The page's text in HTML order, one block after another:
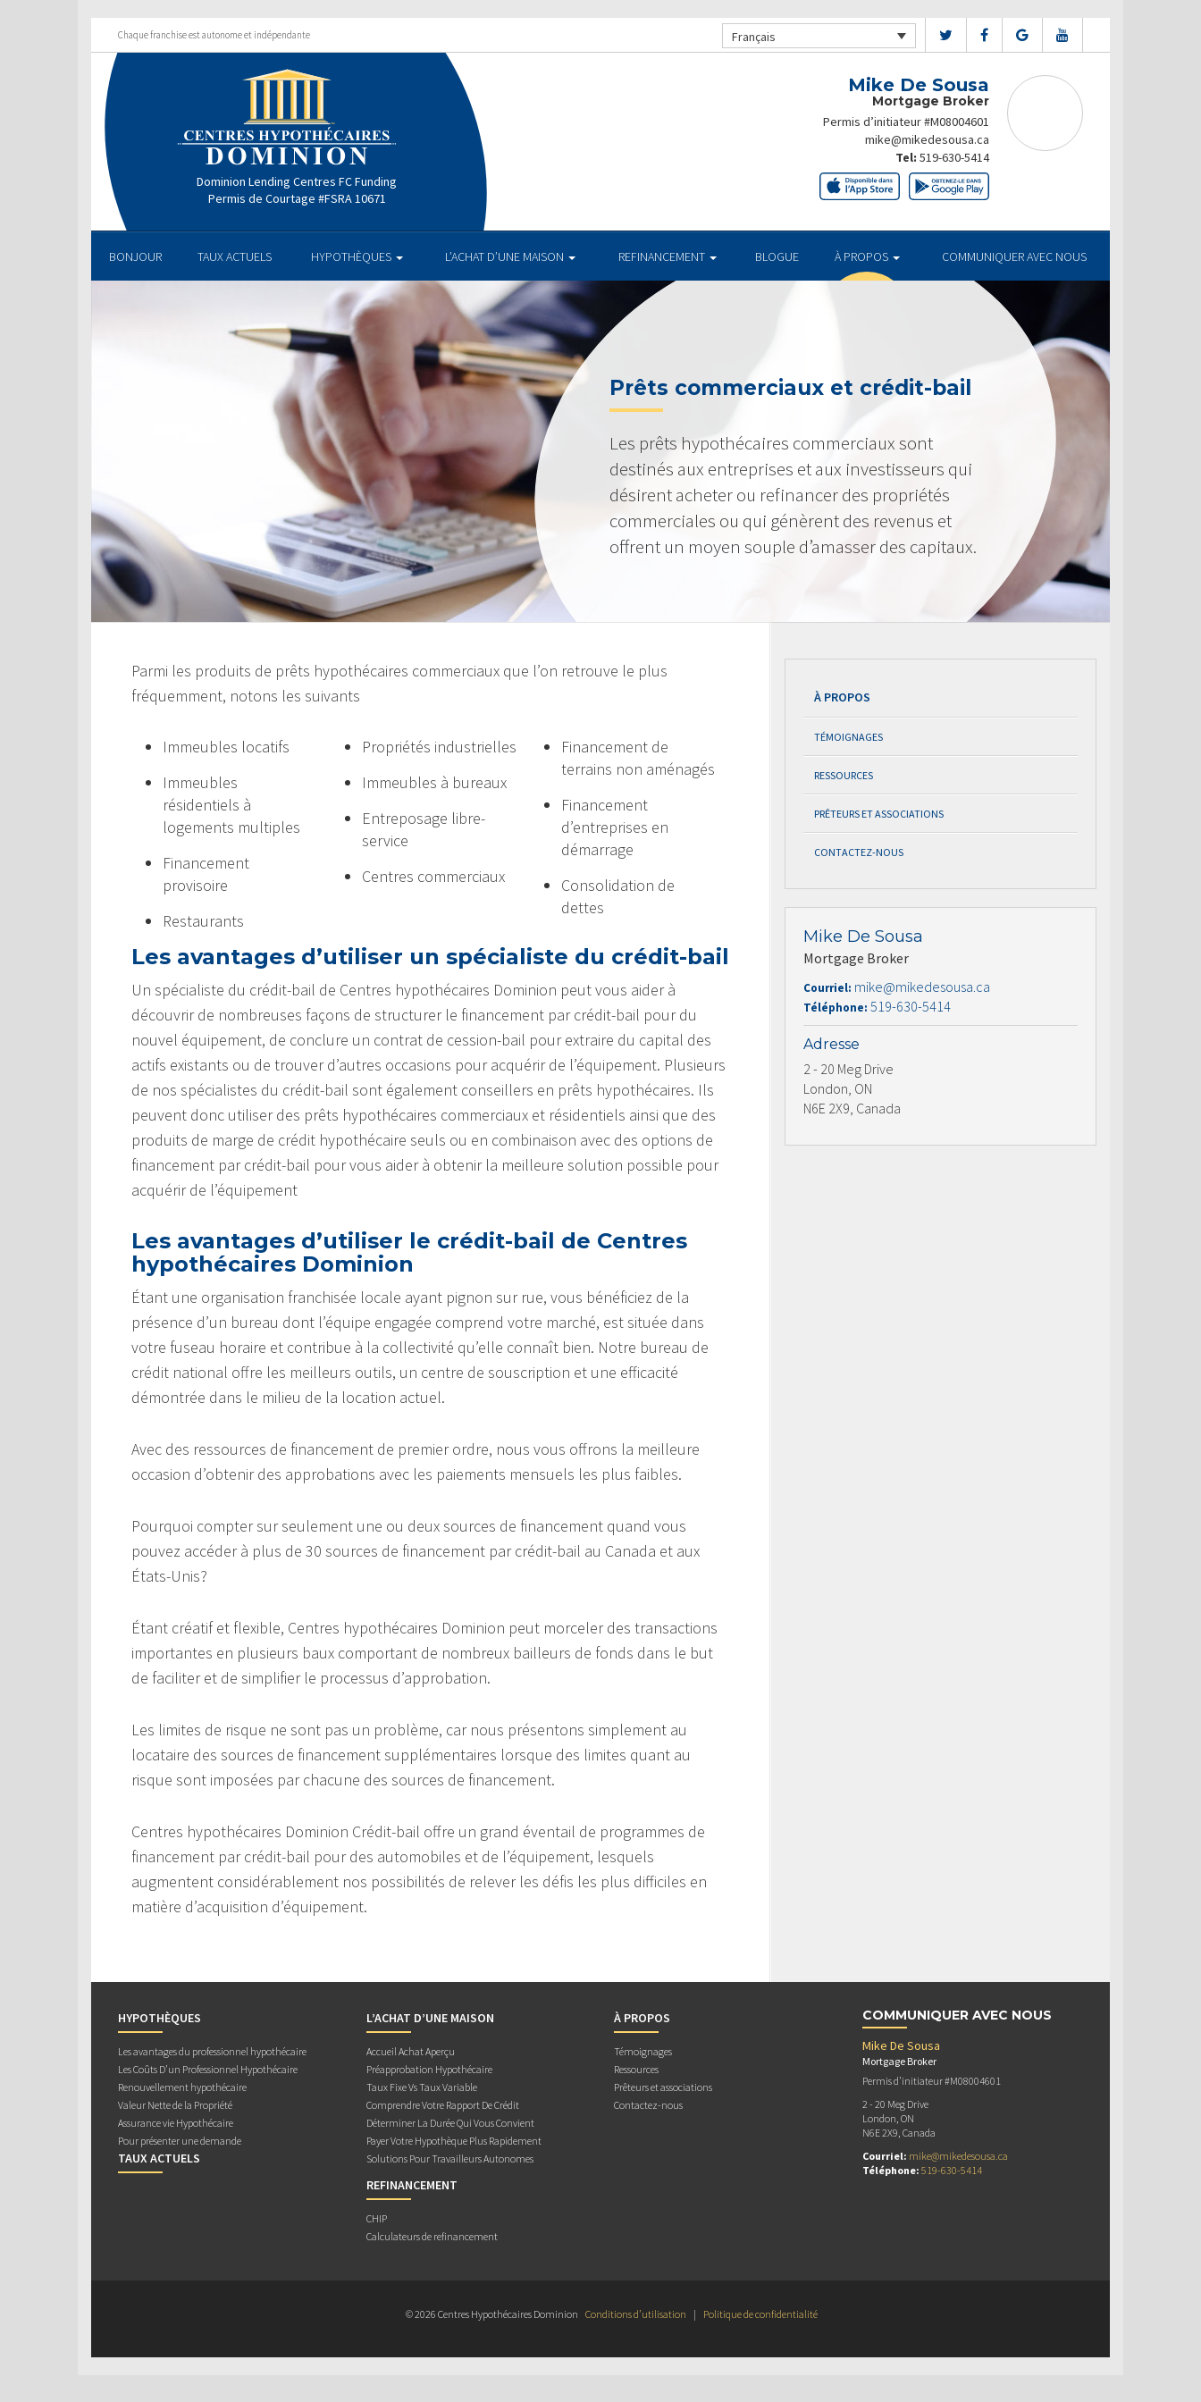
Chaque franchise est autonome et indépendante Français
Dominion Lending Centres FC Funding
Permis de Courtage #FSRA 10671
Mike De Sousa
Mortgage Broker
Permis d’initiateur #M08004601
mike@mikedesousa.ca
Tel: 519-630-5414
BONJOUR TAUX ACTUELS HYPOTHÈQUES L’ACHAT D’UNE MAISON REFINANCEMENT BLOGUE À PROPOS COMMUNIQUER AVEC NOUS
Prêts commerciaux et crédit-bail
Les prêts hypothécaires commerciaux sont
destinés aux entreprises et aux investisseurs qui
désirent acheter ou refinancer des propriétés
commerciales ou qui génèrent des revenus et
offrent un moyen souple d’amasser des capitaux.
Parmi les produits de prêts hypothécaires commerciaux que l’on retrouve le plus
fréquemment, notons les suivants
Immeubles locatifs
Immeubles
résidentiels à
logements multiples
Financement
provisoire
Restaurants
Propriétés industrielles
Immeubles à bureaux
Entreposage libre-
service
Centres commerciaux
Financement de
terrains non aménagés
Financement
d’entreprises en
démarrage
Consolidation de
dettes
Les avantages d’utiliser un spécialiste du crédit-bail
Un spécialiste du crédit-bail de Centres hypothécaires Dominion peut vous aider à
découvrir de nombreuses façons de structurer le financement par crédit-bail pour du
nouvel équipement, de conclure un contrat de cession-bail pour extraire du capital des
actifs existants ou de trouver d’autres occasions pour acquérir de l’équipement. Plusieurs
de nos spécialistes du crédit-bail sont également conseillers en prêts hypothécaires. Ils
peuvent donc utiliser des prêts hypothécaires commerciaux et résidentiels ainsi que des
produits de marge de crédit hypothécaire seuls ou en combinaison avec des options de
financement par crédit-bail pour vous aider à obtenir la meilleure solution possible pour
acquérir de l’équipement
Les avantages d’utiliser le crédit-bail de Centres
hypothécaires Dominion
Étant une organisation franchisée locale ayant pignon sur rue, vous bénéficiez de la
présence d’un bureau dont l’équipe engagée comprend votre marché, est située dans
votre fuseau horaire et contribue à la collectivité qu’elle connaît bien. Notre bureau de
crédit national offre les meilleurs outils, un centre de souscription et une efficacité
démontrée dans le milieu de la location actuel.
Avec des ressources de financement de premier ordre, nous vous offrons la meilleure
occasion d’obtenir des approbations avec les paiements mensuels les plus faibles.
Pourquoi compter sur seulement une ou deux sources de financement quand vous
pouvez accéder à plus de 30 sources de financement par crédit-bail au Canada et aux
États-Unis?
Étant créatif et flexible, Centres hypothécaires Dominion peut morceler des transactions
importantes en plusieurs baux comportant de nombreux bailleurs de fonds dans le but
de faciliter et de simplifier le processus d’approbation.
Les limites de risque ne sont pas un problème, car nous présentons simplement au
locataire des sources de financement supplémentaires lorsque des limites quant au
risque sont imposées par chacune des sources de financement.
Centres hypothécaires Dominion Crédit-bail offre un grand éventail de programmes de
financement par crédit-bail pour des automobiles et de l’équipement, lesquels
augmentent considérablement nos possibilités de relever les défis les plus difficiles en
matière d’acquisition d’équipement.
À PROPOS
TÉMOIGNAGES
RESSOURCES
PRÊTEURS ET ASSOCIATIONS
CONTACTEZ-NOUS
Mike De Sousa
Mortgage Broker
Courriel: mike@mikedesousa.ca
Téléphone: 519-630-5414
Adresse
2 - 20 Meg Drive
London, ON
N6E 2X9, Canada
HYPOTHÈQUES
Les avantages du professionnel hypothécaire
Les Coûts D’un Professionnel Hypothécaire
Renouvellement hypothécaire
Valeur Nette de la Propriété
Assurance vie Hypothécaire
Pour présenter une demande
TAUX ACTUELS
L’ACHAT D’UNE MAISON
Accueil Achat Aperçu
Préapprobation Hypothécaire
Taux Fixe Vs Taux Variable
Comprendre Votre Rapport De Crédit
Déterminer La Durée Qui Vous Convient
Payer Votre Hypothèque Plus Rapidement
Solutions Pour Travailleurs Autonomes
REFINANCEMENT
CHIP
Calculateurs de refinancement
À PROPOS
Témoignages
Ressources
Prêteurs et associations
Contactez-nous
COMMUNIQUER AVEC NOUS
Mike De Sousa
Mortgage Broker
Permis d’initiateur #M08004601
2 - 20 Meg Drive
London, ON
N6E 2X9, Canada
Courriel: mike@mikedesousa.ca
Téléphone: 519-630-5414
© 2026 Centres Hypothécaires Dominion Conditions d’utilisation | Politique de confidentialité